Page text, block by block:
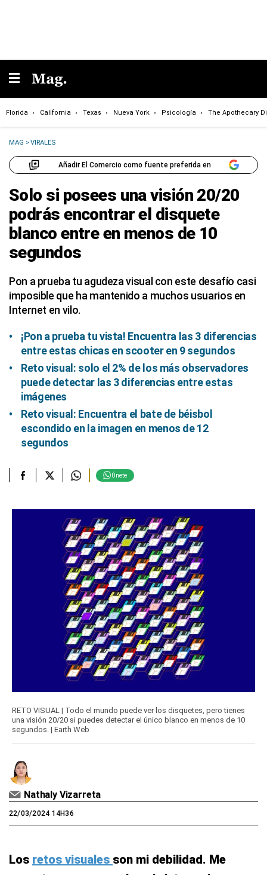
Florida California Texas Nueva York Psicología The Apothecary
MAG >VIRALES
Añadir El Comercio como fuente preferida en
Solo si posees una visión 20/20
podrás encontrar el disquete
blanco entre en menos de 10
segundos
Pon a prueba tu agudeza visual con este desafío casi
imposible que ha mantenido a muchos usuarios en
Internet en vilo.
¡Pon a prueba tu vista! Encuentra las 3 diferencias
entre estas chicas en scooter en 9 segundos
Reto visual: solo el 2% de los más observadores
puede detectar las 3 diferencias entre estas
imágenes
Reto visual: Encuentra el bate de béisbol
escondido en la imagen en menos de 12
segundos
Únete
RETO VISUAL | Todo el mundo puede ver los disquetes, pero tienes
una visión 20/20 si puedes detectar el único blanco en menos de 10
segundos. | Earth Web
Nathaly Vizarreta
22/03/2024 14H36
Los retos visuales son mi debilidad. Me